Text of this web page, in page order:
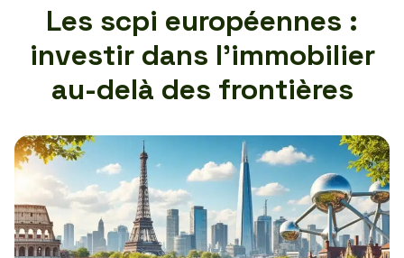
Les scpi européennes :
investir dans l’immobilier
au-delà des frontières